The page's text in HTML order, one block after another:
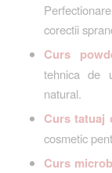
corectii
Curs
tehnica de
natural.
Curs tatuaj
cosmetic
Curs